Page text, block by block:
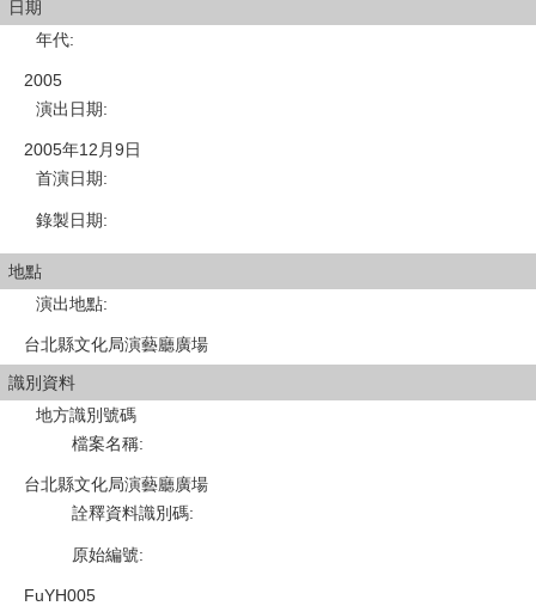
日期
年代:
2005
演出日期:
2005年12月9日
首演日期:
錄製日期:
地點
演出地點:
台北縣文化局演藝廳廣場
識別資料
地方識別號碼
檔案名稱:
台北縣文化局演藝廳廣場
詮釋資料識別碼:
原始編號:
FuYH005